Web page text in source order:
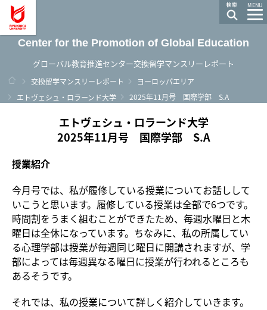
MENU
Center for the Promotion of Global Education
グローバル教育推進センター交換留学マンスリーレポート
ホーム
交換留学マンスリーレポート
ヨーロッパエリア
エトヴェシュ・ロラーンド大学
2025年11月号 国際学部 S.A
エトヴェシュ・ロラーンド大学
2025年11月号 国際学部 S.A
授業紹介
今月号では、私が履修している授業についてお話しして
いこうと思います。履修している授業は全部で6つです。
時間割をうまく組むことができたため、毎週水曜日と木
曜日は全休になっています。ちなみに、私の所属してい
る心理学部は授業が毎週同じ曜日に開講されますが、学
部によっては毎週異なる曜日に授業が行われるところも
あるそうです。
それでは、私の授業について詳しく紹介していきます。